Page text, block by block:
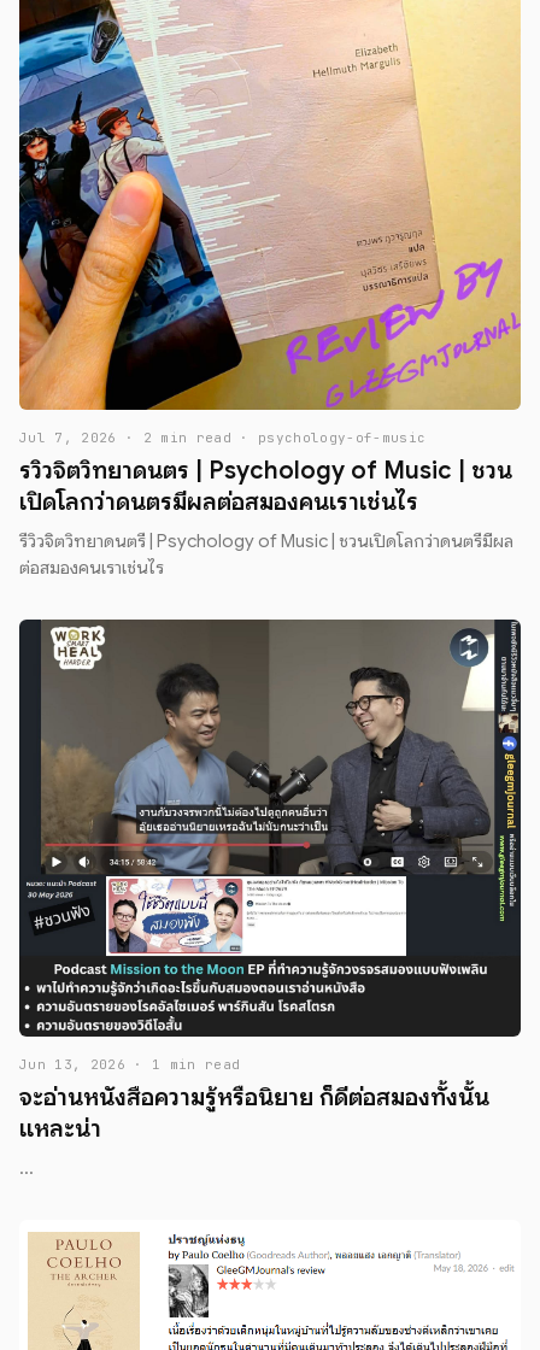
Jul 7, 2026 · 2 min read · psychology-of-music
รีวิวจิตวิทยาดนตรี | Psychology of Music | ชวน
เปิดโลกว่าดนตรีมีผลต่อสมองคนเราเช่นไร
รีวิวจิตวิทยาดนตรี | Psychology of Music | ชวนเปิดโลกว่าดนตรีมีผล
ต่อสมองคนเราเช่นไร
Jun 13, 2026 · 1 min read
จะอ่านหนังสือความรู้หรือนิยาย ก็ดีต่อสมองทั้งนั้น
แหละน่า
...